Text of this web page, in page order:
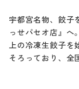
宇都宮名物、餃子
っせパセオ店』へ
上の冷凍生餃子を
そろっており、全